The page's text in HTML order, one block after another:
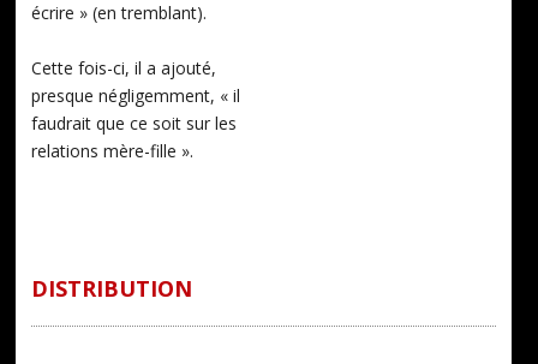
écrire » (en tremblant).
Cette fois-ci, il a ajouté,
presque négligemment, « il
faudrait que ce soit sur les
relations mère-fille ».
DISTRIBUTION